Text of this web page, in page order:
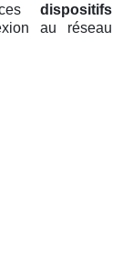
dispositifs
au réseau